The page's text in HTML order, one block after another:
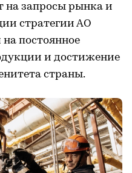
на запросы рынка и
стратегии АО
постоянное
и достижение
страны.